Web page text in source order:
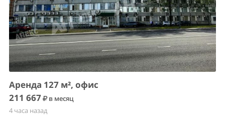
Аренда 127 м², офис
211 667
в месяц
4 часа назад